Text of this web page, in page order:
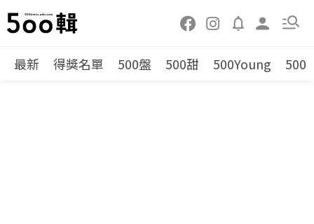
最新 得獎名單 500盤 500甜 500Young 500